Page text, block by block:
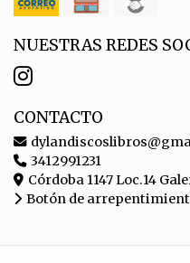
NUESTRAS REDES
CONTACTO
3412991231
Córdoba 1147 Loc.14
Botón de